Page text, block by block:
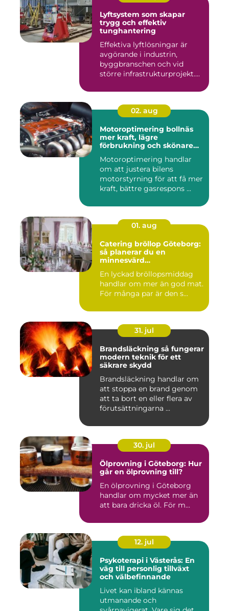
Lyftsystem som skapar
trygg och effektiv
tunghantering
Effektiva lyftlösningar är
avgörande i industrin,
byggbranschen och vid
större infrastrukturprojekt....
02. aug
Motoroptimering bollnäs
mer kraft, lägre
förbrukning och skönare
Motoroptimering handlar
om att justera bilens
motorstyrning för att få mer
kraft, bättre gasrespons ...
01. aug
Catering bröllop Göteborg:
så planerar du en
minnesvärd
En lyckad bröllopsmiddag
handlar om mer än god mat.
För många par är den s...
31. jul
Brandsläckning så fungerar
modern teknik för ett
säkrare skydd
Brandsläckning handlar om
att stoppa en brand genom
att ta bort en eller flera av
förutsättningarna ...
30. jul
Ölprovning i Göteborg: Hur
går en ölprovning till?
En ölprovning i Göteborg
handlar om mycket mer än
att bara dricka öl. För m...
12. jul
Psykoterapi i Västerås: En
väg till personlig tillväxt
och välbefinnande
Livet kan ibland kännas
utmanande och